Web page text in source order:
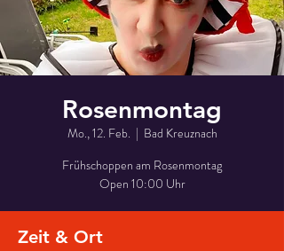
Rosenmontag
Mo., 12. Feb.
  |
Bad Kreuznach
Frühschoppen am Rosenmontag
Open 10:00 Uhr
Zeit & Ort